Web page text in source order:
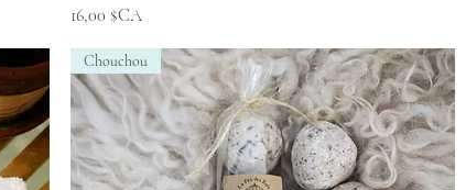
Prix
16,00 $CA
Chouchou